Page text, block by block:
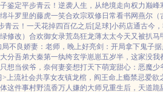
鉴定平步青云！ 逆袭人生，从绝境走向权力巅峰
斗罗里的藤虎一笑合欢宗双修日常看书网燕尔（
青云！ 一天花掉四百亿之后[足球]小药店通古今
修改） 合欢御女录荒岛狂龙薄太太今天又被扒马
局不良娇妻：老师，晚上好亮剑：开局拿下鬼子据
分吾弟大秦第一纨绔玄学崽崽五岁半，这家没我
只想当侯爷，奈何妻妾想打天下萌宠甜心：恶魔少
>上流社会共享女友镇龙棺，阎王命上瘾禁忌爱欲
这件事村野流香万人嫌的大师兄重生后，天道跪